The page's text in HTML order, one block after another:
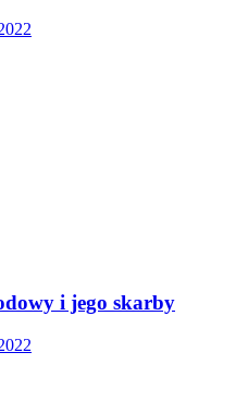
i jego skarby